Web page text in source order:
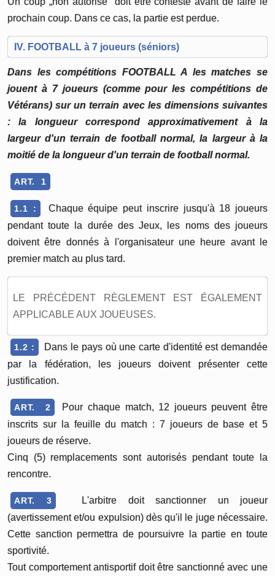
prochain coup. Dans ce cas, la partie est perdue.
IV. FOOTBALL à 7 joueurs (séniors)
Dans les compétitions FOOTBALL A les matches se
jouent à 7 joueurs (comme pour les compétitions de
Vétérans) sur un terrain avec les dimensions suivantes
: la longueur correspond approximativement à la
largeur d'un terrain de football normal, la largeur à la
moitié de la longueur d'un terrain de football normal.
ART. 1
1.1 :
Chaque équipe peut inscrire jusqu'à 18 joueurs
pendant toute la durée des Jeux, les noms des joueurs
doivent être donnés à l'organisateur une heure avant le
premier match au plus tard.
LE PRÉCÉDENT RÈGLEMENT EST ÉGALEMENT
APPLICABLE AUX JOUEUSES.
1.2 :
Dans le pays où une carte d'identité est demandée
par la fédération, les joueurs doivent présenter cette
justification.
ART. 2
Pour chaque match, 12 joueurs peuvent être
inscrits sur la feuille du match : 7 joueurs de base et 5
joueurs de réserve.
Cinq (5) remplacements sont autorisés pendant toute la
rencontre.
ART. 3
L'arbitre doit sanctionner un joueur
(avertissement et/ou expulsion) dès qu'il le juge nécessaire.
Cette sanction permettra de poursuivre la partie en toute
sportivité.
Tout comportement antisportif doit être sanctionné avec une